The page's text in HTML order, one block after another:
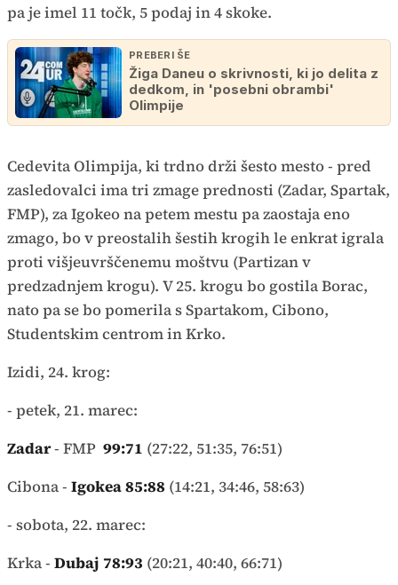
pa je imel 11 točk, 5 podaj in 4 skoke.
PREBERI ŠE
Žiga Daneu o skrivnosti, ki jo delita z
dedkom, in 'posebni obrambi'
Olimpije
Cedevita Olimpija, ki trdno drži šesto mesto - pred
zasledovalci ima tri zmage prednosti (Zadar, Spartak,
FMP), za Igokeo na petem mestu pa zaostaja eno
zmago, bo v preostalih šestih krogih le enkrat igrala
proti višjeuvrščenemu moštvu (Partizan v
predzadnjem krogu). V 25. krogu bo gostila Borac,
nato pa se bo pomerila s Spartakom, Cibono,
Studentskim centrom in Krko.
Izidi, 24. krog:
- petek, 21. marec:
Zadar- FMP 99:71 (27:22, 51:35, 76:51)
Cibona - Igokea 85:88 (14:21, 34:46, 58:63)
- sobota, 22. marec:
Krka - Dubaj 78:93 (20:21, 40:40, 66:71)